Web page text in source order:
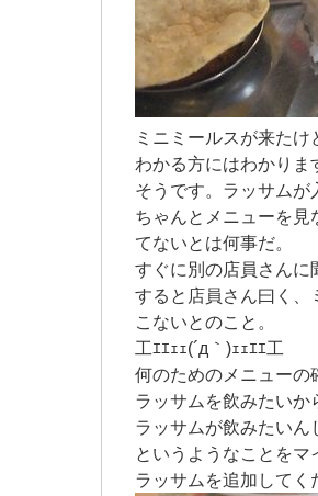
ミニミールスが来たけ
わかる方にはわかりま
そうです。ラッサムが
ちゃんとメニューを
てないとは何事だ。
すぐに別の店員さんに
すると店員さん曰く、
こないとのこと。
工ｴｴｪｪ(´д｀)ｪｪｴｴ工
何のためのメニューの
ラッサムを飲みたい
ラッサムが飲みたいん
というようなことを
ラッサムを追加してく